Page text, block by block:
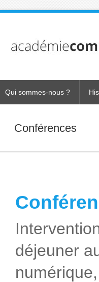
Qui sommes-nous ?
Conférences
déjeuner